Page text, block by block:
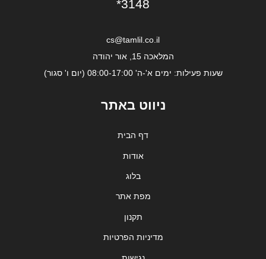
*3148
cs@tamlil.co.il
המלאכה 15, אור יהודה
שעות פעילות: ימים א'-ה' 08:00-17:00 (יום ו' סגור)
ניווט באתר
דף הבית
אודות
בלוג
מפת אתר
תקנון
מדיניות הפרטיות